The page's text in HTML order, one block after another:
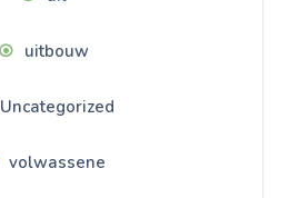
uitbouw
Uncategorized
volwassene